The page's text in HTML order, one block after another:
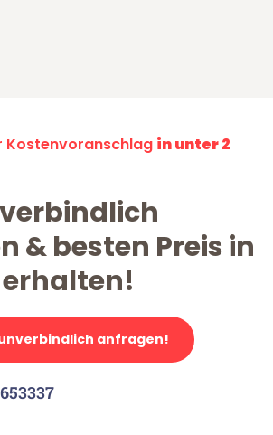
Kostenvoranschlag in unter 2
& besten Preis in
anfragen!